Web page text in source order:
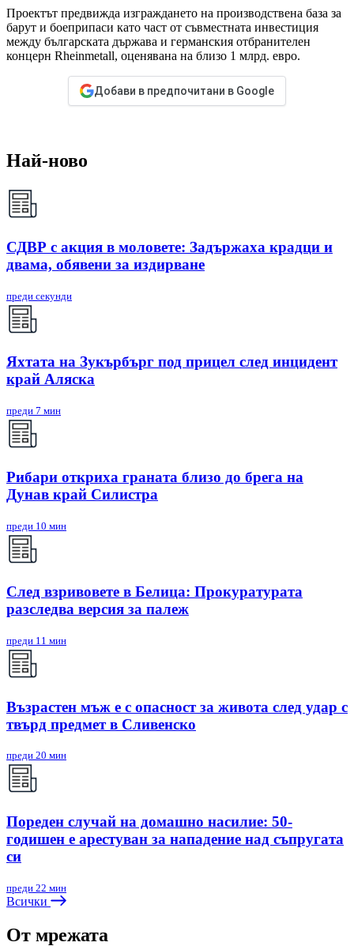
Проектът предвижда изграждането на производствена база за
барут и боеприпаси като част от съвместната инвестиция
между българската държава и германския отбранителен
концерн Rheinmetall, оценявана на близо 1 млрд. евро.
Добави в предпочитани в Google
Най-ново
СДВР с акция в моловете: Задържаха крадци и
двама, обявени за издирване
преди секунди
Яхтата на Зукърбърг под прицел след инцидент
край Аляска
преди 7 мин
Рибари откриха граната близо до брега на
Дунав край Силистра
преди 10 мин
След взривовете в Белица: Прокуратурата
разследва версия за палеж
преди 11 мин
Възрастен мъж е с опасност за живота след удар с
твърд предмет в Сливенско
преди 20 мин
Пореден случай на домашно насилие: 50-
годишен е арестуван за нападение над съпругата
си
преди 22 мин
Всички
От мрежата